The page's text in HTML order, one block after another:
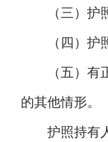
（三）护照
（四）护照
（五）有正
的其他情形。
护照持有人